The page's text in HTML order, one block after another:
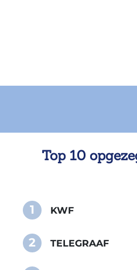
Top 10
1 KWF
2 TELEGRAAF